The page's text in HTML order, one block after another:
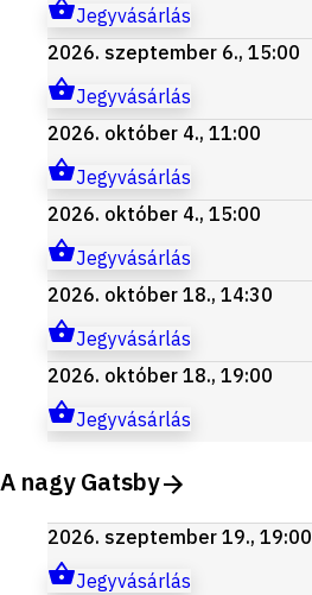
Jegyvásárlás
2026. szeptember 6., 15:00
Jegyvásárlás
2026. október 4., 11:00
Jegyvásárlás
2026. október 4., 15:00
Jegyvásárlás
2026. október 18., 14:30
Jegyvásárlás
2026. október 18., 19:00
Jegyvásárlás
A nagy Gatsby
2026. szeptember 19., 19:00
Jegyvásárlás